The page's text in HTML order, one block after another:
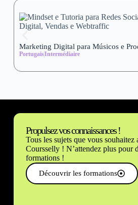
Marketing Digital para Músicos e
PortugaisIntermédiaire
Propulsez vos connaissances !
Tous les sujets que vous souhaitez
Coursselly ! N’attendez plus pour
formations !
Découvrir les formations